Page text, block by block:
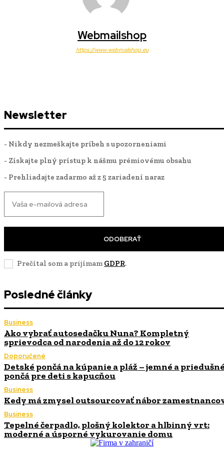
Webmailshop
https://www.webmailshop.eu
Newsletter
- Nikdy nezmeškajte príbeh s upozorneniami
- Získajte plný prístup k nášmu prémiovému obsahu
- Prehliadajte zadarmo až z 5 zariadení naraz
ODOBERAŤ
Prečítal som a prijímam GDPR.
Posledné články
Business
Ako vybrať autosedačku Nuna? Kompletný
sprievodca od narodenia až do 12 rokov
Doporučené
Detské pončá na kúpanie a pláž – jemné a
pončá pre deti s kapucňou
Business
Kedy má zmysel outsourcovať nábor
Business
Tepelné čerpadlo, plošný kolektor a hlbinný vrt:
moderné a úsporné vykurovanie domu